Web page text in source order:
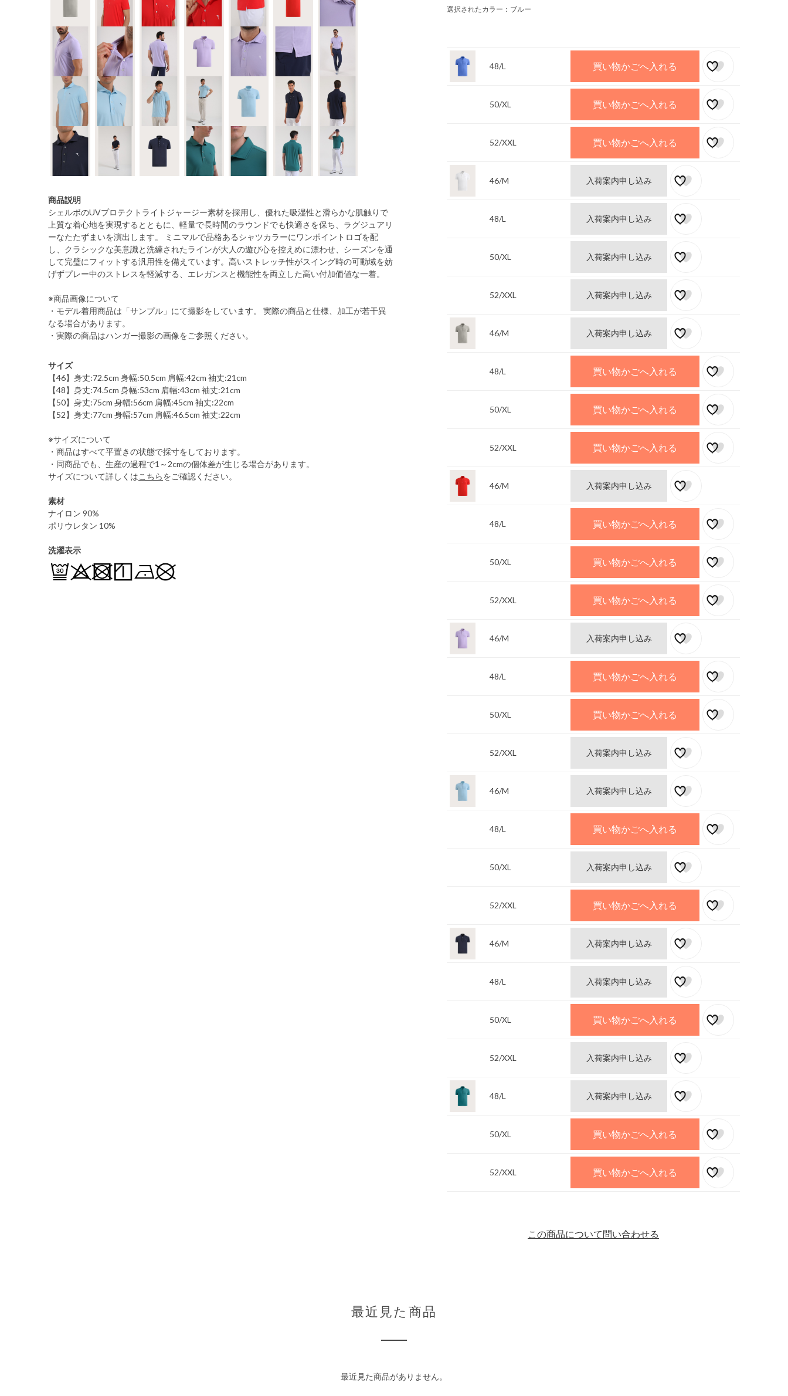
商品説明
シェルボのUVプロテクトライトジャージー素材を採用し、優れた吸湿性と滑らかな肌触りで
上質な着心地を実現するとともに、軽量で長時間のラウンドでも快適さを保ち、ラグジュアリ
ーなたたずまいを演出します。 ミニマルで品格あるシャツカラーにワンポイントロゴを配
し、クラシックな美意識と洗練されたラインが大人の遊び心を控えめに漂わせ、シーズンを通
して完璧にフィットする汎用性を備えています。高いストレッチ性がスイング時の可動域を妨
げずプレー中のストレスを軽減する、エレガンスと機能性を両立した高い付加価値な一着。
※商品画像について
・モデル着用商品は「サンプル」にて撮影をしています。 実際の商品と仕様、加工が若干異
なる場合があります。
・実際の商品はハンガー撮影の画像をご参照ください。
サイズ
【46】身丈:72.5cm 身幅:50.5cm 肩幅:42cm 袖丈:21cm
【48】身丈:74.5cm 身幅:53cm 肩幅:43cm 袖丈:21cm
【50】身丈:75cm 身幅:56cm 肩幅:45cm 袖丈:22cm
【52】身丈:77cm 身幅:57cm 肩幅:46.5cm 袖丈:22cm
※サイズについて
・商品はすべて平置きの状態で採寸をしております。
・同商品でも、生産の過程で1～2cmの個体差が生じる場合があります。
サイズについて詳しくはこちらをご確認ください。
素材
ナイロン 90%
ポリウレタン 10%
洗濯表示
選択されたカラー：ブルー
48/L 買い物かごへ入れる
50/XL 買い物かごへ入れる
52/XXL 買い物かごへ入れる
46/M 入荷案内申し込み
48/L 入荷案内申し込み
50/XL 入荷案内申し込み
52/XXL 入荷案内申し込み
46/M 入荷案内申し込み
48/L 買い物かごへ入れる
50/XL 買い物かごへ入れる
52/XXL 買い物かごへ入れる
46/M 入荷案内申し込み
48/L 買い物かごへ入れる
50/XL 買い物かごへ入れる
52/XXL 買い物かごへ入れる
46/M 入荷案内申し込み
48/L 買い物かごへ入れる
50/XL 買い物かごへ入れる
52/XXL 入荷案内申し込み
46/M 入荷案内申し込み
48/L 買い物かごへ入れる
50/XL 入荷案内申し込み
52/XXL 買い物かごへ入れる
46/M 入荷案内申し込み
48/L 入荷案内申し込み
50/XL 買い物かごへ入れる
52/XXL 入荷案内申し込み
48/L 入荷案内申し込み
50/XL 買い物かごへ入れる
52/XXL 買い物かごへ入れる
この商品について問い合わせる
最近見た商品
最近見た商品がありません。